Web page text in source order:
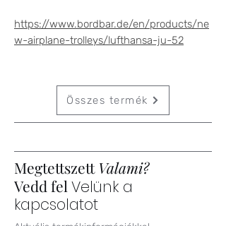
https://www.bordbar.de/en/products/ne
w-airplane-trolleys/lufthansa-ju-52
Összes termék
Megtettszett Valami?
Vedd fel Velünk a
kapcsolatot